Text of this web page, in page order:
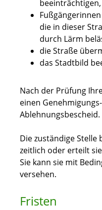
beeinträchtigen,
die in dieser
durch Lärm
die Straße
das Stadtbild
Nach der Prüfung
einen
Ablehnungsbescheid.
Die zuständige Stelle
zeitlich oder erteilt
Sie kann sie mit
versehen.
Fristen